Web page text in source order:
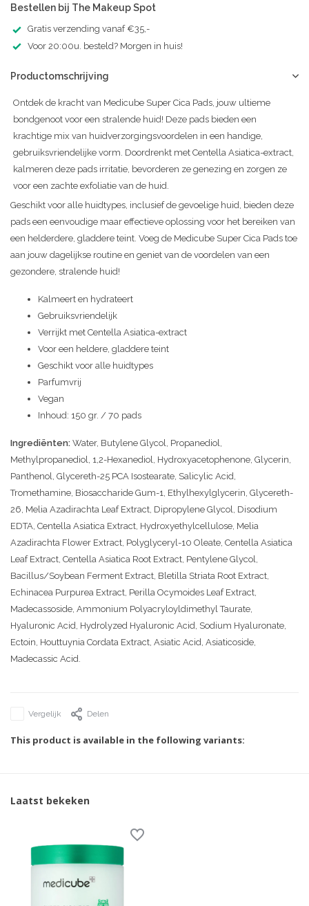
Bestellen bij The Makeup Spot
Gratis verzending vanaf €35,-
Voor 20:00u. besteld? Morgen in huis!
Productomschrijving
Ontdek de kracht van Medicube Super Cica Pads, jouw ultieme
bondgenoot voor een stralende huid! Deze pads bieden een
krachtige mix van huidverzorgingsvoordelen in een handige,
gebruiksvriendelijke vorm. Doordrenkt met Centella Asiatica-extract,
kalmeren deze pads irritatie, bevorderen ze genezing en zorgen ze
voor een zachte exfoliatie van de huid.
Geschikt voor alle huidtypes, inclusief de gevoelige huid, bieden deze
pads een eenvoudige maar effectieve oplossing voor het bereiken van
een helderdere, gladdere teint. Voeg de Medicube Super Cica Pads toe
aan jouw dagelijkse routine en geniet van de voordelen van een
gezondere, stralende huid!
Kalmeert en hydrateert
Gebruiksvriendelijk
Verrijkt met Centella Asiatica-extract
Voor een heldere, gladdere teint
Geschikt voor alle huidtypes
Parfumvrij
Vegan
Inhoud: 150 gr. / 70 pads
Ingrediënten: Water, Butylene Glycol, Propanediol,
Methylpropanediol, 1,2-Hexanediol, Hydroxyacetophenone, Glycerin,
Panthenol, Glycereth-25 PCA Isostearate, Salicylic Acid,
Tromethamine, Biosaccharide Gum-1, Ethylhexylglycerin, Glycereth-
26, Melia Azadirachta Leaf Extract, Dipropylene Glycol, Disodium
EDTA, Centella Asiatica Extract, Hydroxyethylcellulose, Melia
Azadirachta Flower Extract, Polyglyceryl-10 Oleate, Centella Asiatica
Leaf Extract, Centella Asiatica Root Extract, Pentylene Glycol,
Bacillus/Soybean Ferment Extract, Bletilla Striata Root Extract,
Echinacea Purpurea Extract, Perilla Ocymoides Leaf Extract,
Madecassoside, Ammonium Polyacryloyldimethyl Taurate,
Hyaluronic Acid, Hydrolyzed Hyaluronic Acid, Sodium Hyaluronate,
Ectoin, Houttuynia Cordata Extract, Asiatic Acid, Asiaticoside,
Madecassic Acid.
Vergelijk Delen
This product is available in the following variants:
Laatst bekeken